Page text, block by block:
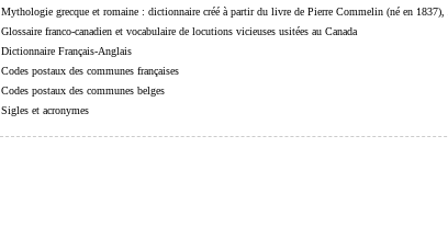
Mythologie grecque et romaine : dictionnaire créé à partir du livre de Pierre Commelin (né en 1837),
Glossaire franco-canadien et vocabulaire de locutions vicieuses usitées au Canada
Dictionnaire Français-Anglais
Codes postaux des communes françaises
Codes postaux des communes belges
Sigles et acronymes